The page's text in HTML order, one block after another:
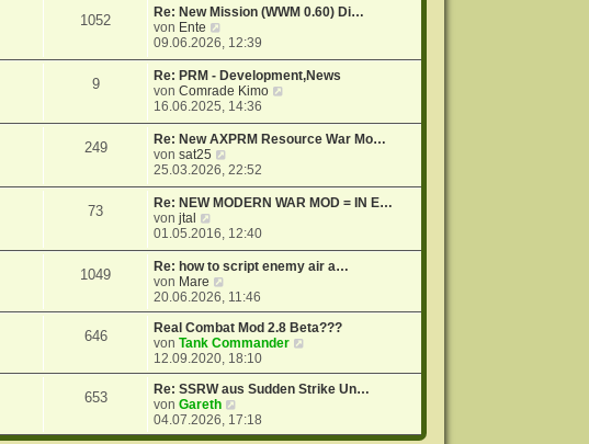
t
r
r
B
r
a
e
t
r
B
e
r
a
g
1052
Re: New Mission (WWM 0.60) Di…
von Ente
e
u
e
s
r
B
e
i
t
r
a
g
09.06.2026, 12:39
9
Re: PRM - Development,News
vonComrade Kimo
u
e
r
r
16.06.2025, 14:36
249
Re: New AXPRM Resource War Mo…
vonsat25
e
u
e
t
r
e
t
r
a
25.03.2026, 22:52
73
Re: NEW MODERN WAR MOD = IN E…
vonjtal
e
u
e
s
t
e
r
B
e
i
t
r
a
g
01.05.2016, 12:40
1049
Re: how to script enemy air a…
von Mare
e
u
e
s
e
r
B
e
i
20.06.2026, 11:46
646
Real Combat Mod 2.8 Beta???
vonTank Commander
u
e
e
12.09.2020, 18:10
653
Re: SSRW aus Sudden Strike Un…
vonGareth
e
u
04.07.2026, 17:18